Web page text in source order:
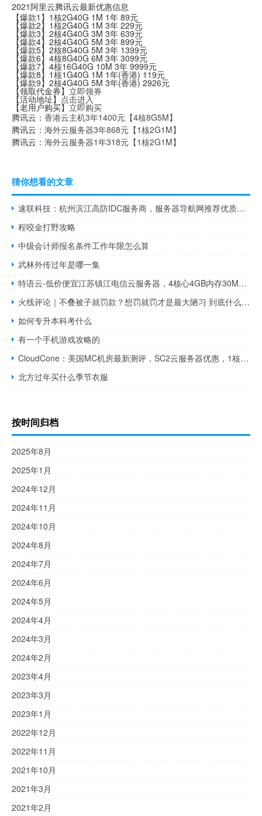
2021阿里云腾讯云最新优惠信息
【爆款1】1核2G40G 1M 1年 89元
【爆款2】1核2G40G 1M 3年 229元
【爆款3】2核4G40G 3M 3年 639元
【爆款4】2核4G40G 5M 3年 899元
【爆款5】2核8G40G 5M 3年 1399元
【爆款6】4核8G40G 6M 3年 3099元
【爆款7】4核16G40G 10M 3年 9999元
【爆款8】1核1G40G 1M 1年(香港) 119元
【爆款9】2核4G40G 5M 3年(香港) 2926元
【领取代金券】 立即领券
【活动地址】 点击进入
【老用户购买】立即购买
腾讯云： 香港云主机3年1400元【4核8G5M】
腾讯云： 海外云服务器3年868元【1核2G1M】
腾讯云： 海外云服务器1年318元【1核2G1M】
猜你想看的文章
速联科技：杭州滨江高防IDC服务商，服务器导航网推荐优质主机
程咬金打野攻略
中级会计师报名条件工作年限怎么算
武林外传过年是哪一集
特语云-低价便宜江苏镇江电信云服务器，4核心4GB内存30M带宽仅需79元，搭载E5-2680v4的CPU，DDR4内存，畅享极致体验
火线评论｜不叠被子就罚款？想罚就罚才是最大陋习 到底什么情况嘞
如何专升本科考什么
有一个手机游戏攻略的
CloudCone：美国MC机房最新测评，SC2云服务器优惠，1核1GB内存20 GB SSD/1Gbps@3TB月流量，免费备份/快照，月付$ 2.88起
北方过年买什么季节衣服
按时间归档
2025年8月
2025年1月
2024年12月
2024年11月
2024年10月
2024年8月
2024年7月
2024年6月
2024年5月
2024年4月
2024年3月
2024年2月
2023年4月
2023年3月
2023年1月
2022年12月
2022年11月
2021年10月
2021年3月
2021年2月